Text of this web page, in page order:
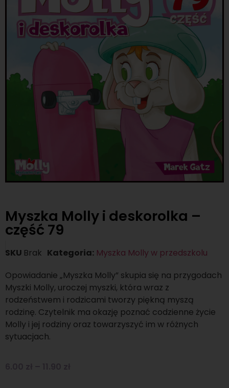
Myszka Molly i deskorolka –
część 79
SKU Brak Kategoria: Myszka Molly w przedszkolu
Opowiadanie „Myszka Molly” skupia się na przygodach
Myszki Molly, uroczej myszki, która wraz z
rodzeństwem i rodzicami tworzy piękną myszą
rodzinę. Czytelnik ma okazję poznać codzienne życie
Molly i jej rodziny oraz towarzyszyć im w różnych
sytuacjach.